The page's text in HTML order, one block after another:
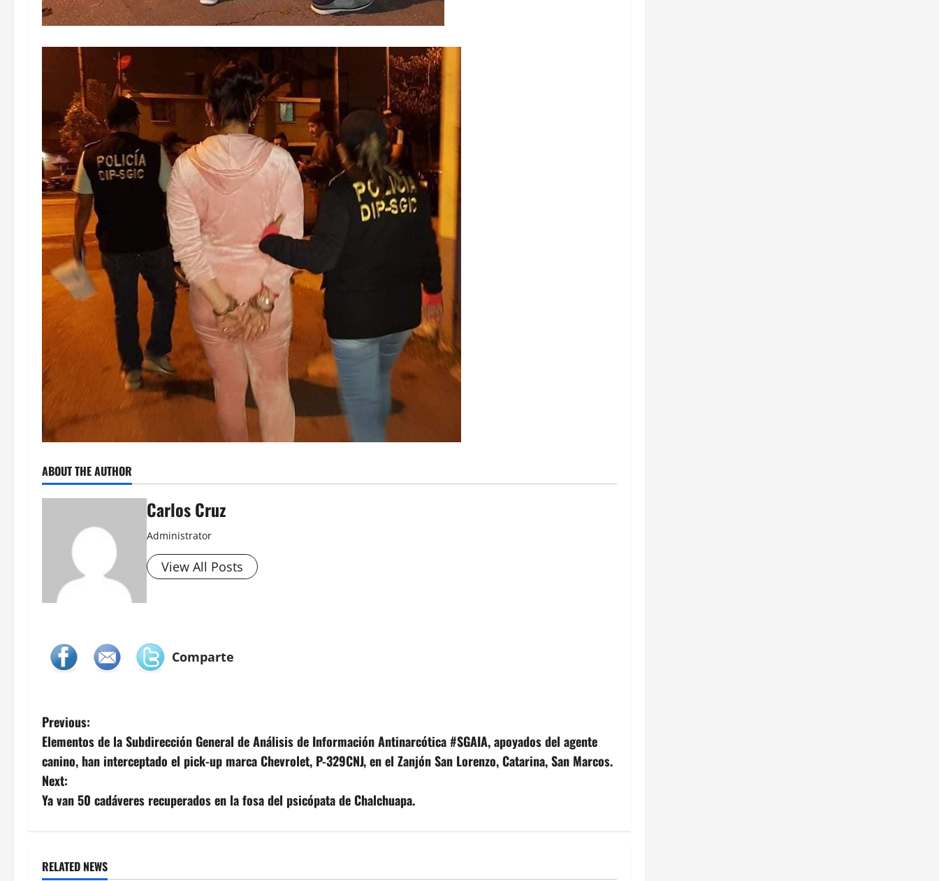
ABOUT THE AUTHOR
Carlos Cruz
Administrator
View All Posts
Comparte
P
o
s
t
a
Previous:
Elementos de la Subdirección General de Análisis de Información Antinarcótica #SGAIA, apoyados del agente
canino, han interceptado el pick-up marca Chevrolet, P-329CNJ, en el Zanjón San Lorenzo, Catarina, San Marcos.
Next:
Ya van 50 cadáveres recuperados en la fosa del psicópata de Chalchuapa.
RELATED NEWS